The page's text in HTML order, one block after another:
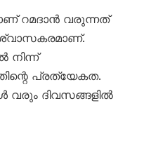
റമദാൻ വരുന്നത്
നിന്ന്
പ്രത്യേകത.
ദിവസങ്ങളിൽ